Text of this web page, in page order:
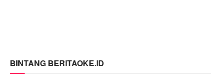
BINTANG BERITAOKE.ID